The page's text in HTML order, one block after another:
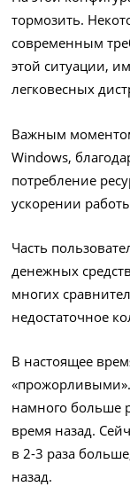
тормозить.
современным
этой ситуации,
легковесных
Важным
Windows,
потребление
ускорении
Часть
денежных
многих
недостаточное
В настоящее
намного больше
время назад.
в 2-3 раза
назад.